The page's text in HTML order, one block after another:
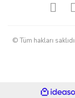
© Tüm hakları